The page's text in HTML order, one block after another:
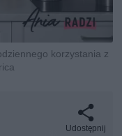
korzystania z
Udostępnij